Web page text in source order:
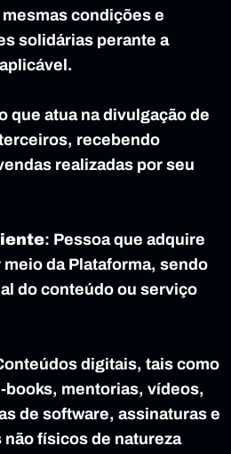
condições e
responsabilidades solidárias perante a
que atua na divulgação de
recebendo
realizadas por seu
: Pessoa que adquire
da Plataforma, sendo
do conteúdo ou serviço
digitais, tais como
mentorias, vídeos,
de software, assinaturas e
físicos de natureza